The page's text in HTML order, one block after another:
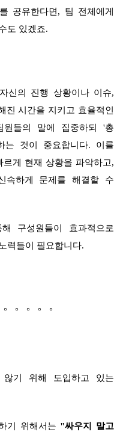
공유한다면, 팀 전체에게
도 있겠죠.
신의 진행 상황이나 이슈,
진 시간을 지키고 효율적인
들의 말에 집중하되 '총
는 것이 중요합니다. 이를
게 현재 상황을 파악하고,
속하게 문제를 해결할 수
구성원들이 효과적으로
력들이 필요합니다.
。。。。
기 위해 도입하고 있는
기 위해서는 "싸우지 말고